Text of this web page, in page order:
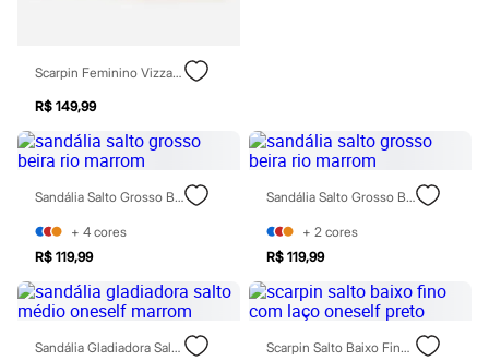
Moda íntima
Calcinhas
Cintas e Modeladores
Pijamas
Sutiãs e Tops
Biquínis
Maiôs
Saídas de praia
Personagens
Plus size
Blusas e Camisetas
Calças
Casacos e Jaquetas
Scarpin Feminino Vizzano Bico Fino Salto Médio Preto
R$ 149,99
Sandália Salto Grosso Beira Rio Marrom
+ 4 cores
R$ 119,99
Sandália Salto Grosso Beira Rio Marrom
+ 2 cores
R$ 119,99
Sandália Gladiadora Salto Médio Oneself Marrom Scarpin Salto Baixo Fino Com Laço Oneself Preto